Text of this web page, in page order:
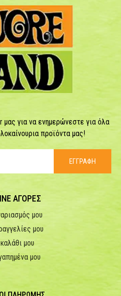
για να ενημερώνεστε για όλα
προϊόντα μας!
ΕΓΓΡΑΦΗ
ΑΓΟΡΕΣ
μου
μου
μου
μου